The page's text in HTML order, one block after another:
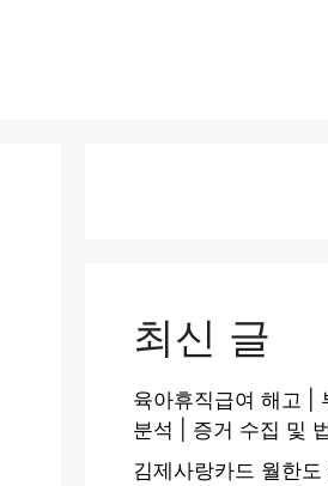
최신 글
육아휴직급여 해고 |
분석 | 증거 수집 및
김제사랑카드 월한